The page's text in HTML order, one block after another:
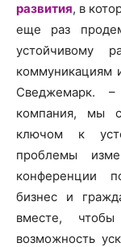
развития, в
еще раз
устойчивому
коммуникациям
Сведжемарк. –
компания, мы
ключом к
проблемы
конференции
бизнес и
вместе,
возможность